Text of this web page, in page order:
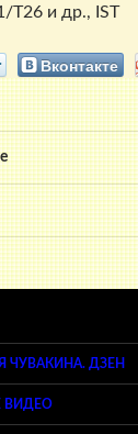
Т26 и др., IST
Вконтакте
ДЗЕН
ВИДЕО